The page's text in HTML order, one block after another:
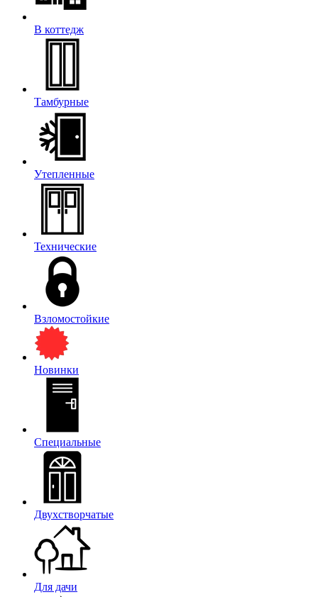
В коттедж
Тамбурные
Утепленные
Технические
Взломостойкие
Новинки
Специальные
Двухстворчатые
Для дачи